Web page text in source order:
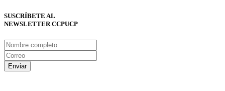
SUSCRÍBETE AL
NEWSLETTER CCPUCP